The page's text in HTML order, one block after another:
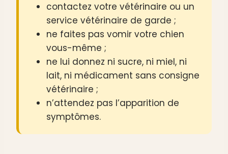
contactez votre vétérinaire ou un
service vétérinaire de garde ;
ne faites pas vomir votre chien
vous-même ;
ne lui donnez ni sucre, ni miel, ni
lait, ni médicament sans consigne
vétérinaire ;
n’attendez pas l’apparition de
symptômes.